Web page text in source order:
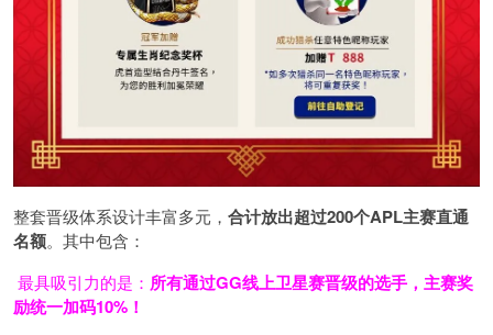
整套晋级体系设计丰富多元， 合计放出超过200个APL主赛直通
名额。其中包含：
最具吸引力的是： 所有通过GG线上卫星赛晋级的选手，主赛奖
励统一加码10% ！